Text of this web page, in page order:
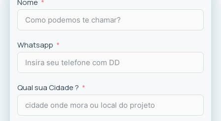
experiência dos usuários.
Nome
Whatsapp
Qual sua Cidade ?